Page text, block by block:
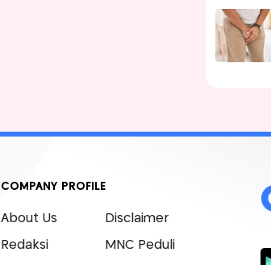
COMPANY PROFILE
About Us
Redaksi
Disclaimer
MNC Peduli